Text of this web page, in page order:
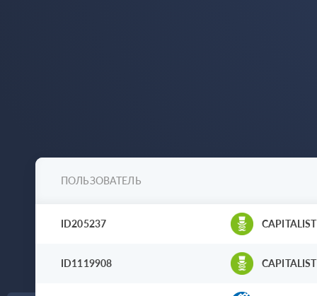
ПОЛЬЗОВАТЕЛЬ
ID205237 CAPITALIST
ID1119908 CAPITALIST